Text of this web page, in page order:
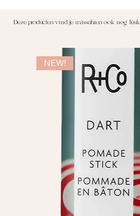
NEW!
Deze producten vind je misschien ook nog leuk